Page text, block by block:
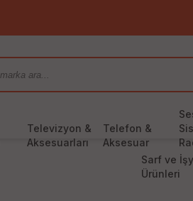
Televizyon &
Aksesuarları
Telefon &
Aksesuar
Sarf ve
Ürünleri